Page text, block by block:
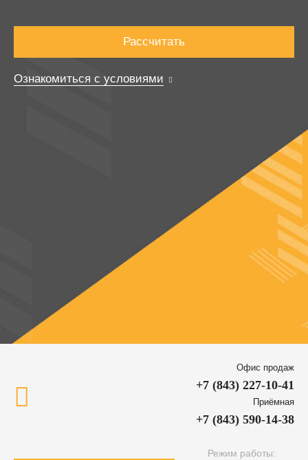
Рассчитать
Ознакомиться с условиями
Офис продаж
+7 (843) 227-10-41
Приёмная
+7 (843) 590-14-38
Режим работы: